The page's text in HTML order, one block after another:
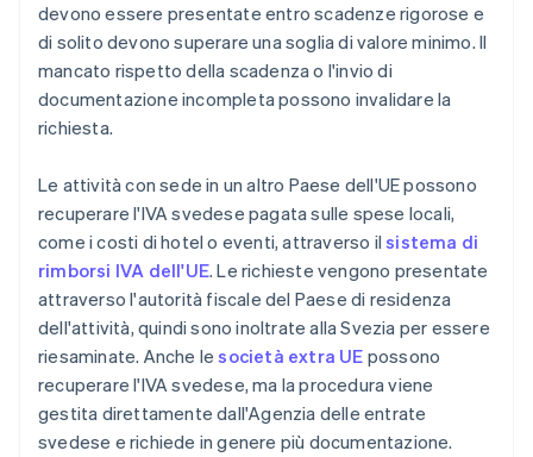
devono essere presentate entro scadenze rigorose e
di solito devono superare una soglia di valore minimo. Il
mancato rispetto della scadenza o l'invio di
documentazione incompleta possono invalidare la
richiesta.
Le attività con sede in un altro Paese dell'UE possono
recuperare l'IVA svedese pagata sulle spese locali,
come i costi di hotel o eventi, attraverso ilsistema di
rimborsi IVA dell'UE. Le richieste vengono presentate
attraverso l'autorità fiscale del Paese di residenza
dell'attività, quindi sono inoltrate alla Svezia per essere
riesaminate. Anche lesocietà extra UE possono
recuperare l'IVA svedese, ma la procedura viene
gestita direttamente dall'Agenzia delle entrate
svedese e richiede in genere più documentazione.